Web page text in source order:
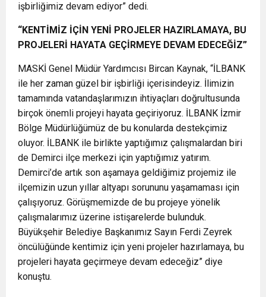
işbirliğimiz devam ediyor” dedi.
“KENTİMİZ İÇİN YENİ PROJELER HAZIRLAMAYA, BU
PROJELERİ HAYATA GEÇİRMEYE DEVAM EDECEĞİZ”
MASKİ Genel Müdür Yardımcısı Bircan Kaynak, “İLBANK
ile her zaman güzel bir işbirliği içerisindeyiz. İlimizin
tamamında vatandaşlarımızın ihtiyaçları doğrultusunda
birçok önemli projeyi hayata geçiriyoruz. İLBANK İzmir
Bölge Müdürlüğümüz de bu konularda destekçimiz
oluyor. İLBANK ile birlikte yaptığımız çalışmalardan biri
de Demirci ilçe merkezi için yaptığımız yatırım.
Demirci’de artık son aşamaya geldiğimiz projemiz ile
ilçemizin uzun yıllar altyapı sorununu yaşamaması için
çalışıyoruz. Görüşmemizde de bu projeye yönelik
çalışmalarımız üzerine istişarelerde bulunduk.
Büyükşehir Belediye Başkanımız Sayın Ferdi Zeyrek
öncülüğünde kentimiz için yeni projeler hazırlamaya, bu
projeleri hayata geçirmeye devam edeceğiz” diye
konuştu.